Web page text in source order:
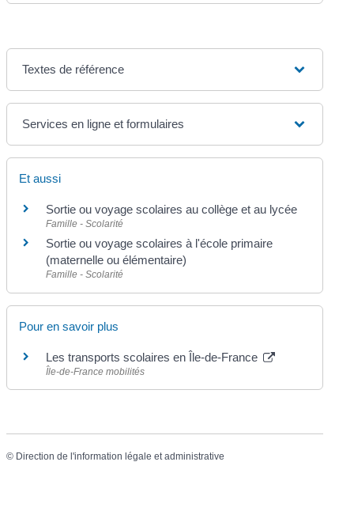
Textes de référence
Services en ligne et formulaires
Et aussi
Sortie ou voyage scolaires au collège et au lycée
Famille - Scolarité
Sortie ou voyage scolaires à l'école primaire
(maternelle ou élémentaire)
Famille - Scolarité
Pour en savoir plus
Les transports scolaires en Île-de-France
Île-de-France mobilités
© Direction de l'information légale et administrative